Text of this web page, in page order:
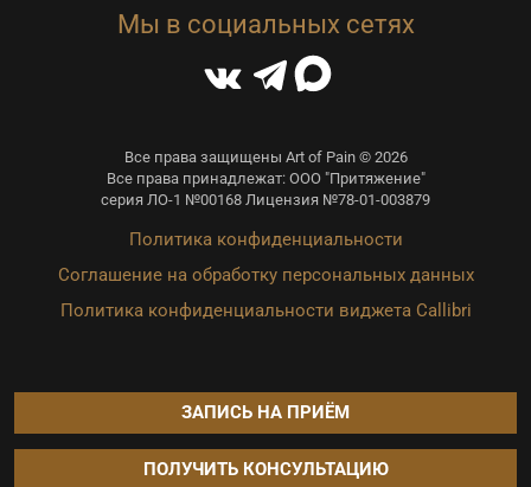
Мы в социальных сетях
Все права защищены Art of Pain © 2026
Все права принадлежат: ООО "Притяжение"
серия ЛО-1 №00168 Лицензия №78-01-003879
Политика конфиденциальности
Соглашение на обработку персональных данных
Политика конфиденциальности виджета Callibri
ЗАПИСЬ НА ПРИЁМ
ПОЛУЧИТЬ КОНСУЛЬТАЦИЮ